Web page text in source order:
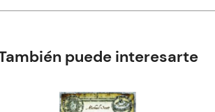
puede interesarte